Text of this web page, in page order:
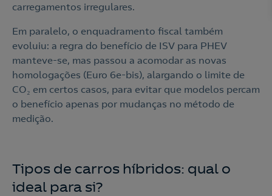
carregamentos irregulares.
Em paralelo, o enquadramento fiscal também
evoluiu: a regra do benefício de ISV para PHEV
manteve-se, mas passou a acomodar as novas
homologações (Euro 6e-bis), alargando o limite de
CO₂ em certos casos, para evitar que modelos percam
o benefício apenas por mudanças no método de
medição.
Tipos de carros híbridos: qual o
ideal para si?